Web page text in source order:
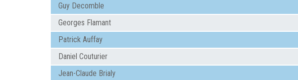
Guy Decomble
Georges Flamant
Patrick Auffay
Daniel Couturier
Jean-Claude Brialy